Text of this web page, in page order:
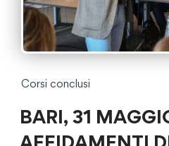
Corsi conclusi
BARI, 31